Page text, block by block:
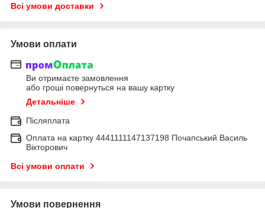
Всі умови доставки
Умови оплати
Ви отримаєте замовлення
або гроші повернуться на вашу картку
Детальніше
Післяплата
Оплата на картку 4441111147137198 Почапський Василь
Вікторович
Всі умови оплати
Умови повернення